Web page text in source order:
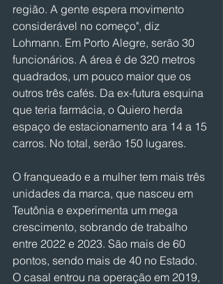
região. A gente espera movimento
considerável no começo", diz
Lohmann. Em Porto Alegre, serão 30
funcionários. A área é de 320 metros
quadrados, um pouco maior que os
outros três cafés. Da ex-futura esquina
que teria farmácia, o Quiero herda
espaço de estacionamento ara 14 a 15
carros. No total, serão 150 lugares.
O franqueado e a mulher tem mais três
unidades da marca, que nasceu em
Teutônia e experimenta um mega
crescimento, sobrando de trabalho
entre 2022 e 2023. São mais de 60
pontos, sendo mais de 40 no Estado.
O casal entrou na operação em 2019,